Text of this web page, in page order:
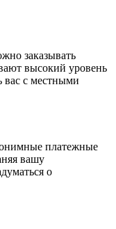
заказывать
высокий уровень
вас с местными
платежные
вашу
о